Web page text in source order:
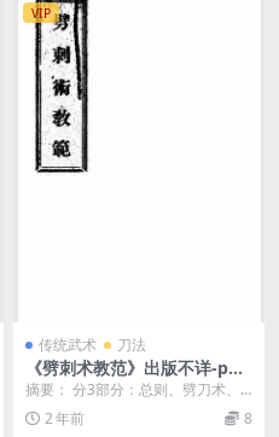
VIP
传统武术 刀法
《劈刺术教范》出版不详-pdf
古籍下载
摘要： 分3部分：总则、劈刀术、
刺枪术。附录：乘马劈刀法。劈刺
术教范pdf下载 ...
2 年前 8